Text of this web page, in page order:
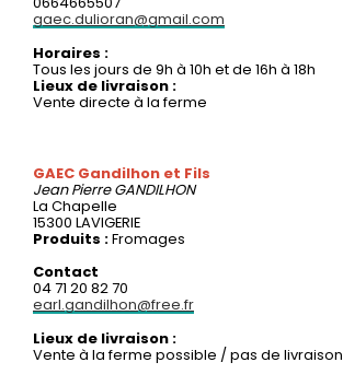
gaec.dulioran@gmail.com
Horaires :
Tous les jours de 9h à 10h et de 16h à 18h
Lieux de livraison :
Vente directe à la ferme
GAEC Gandilhon et Fils
Jean PierreGANDILHON
La Chapelle
15300 LAVIGERIE
Produits :Fromages
Contact
04 71 20 82 70
earl.gandilhon@free.fr
Lieux de livraison :
Vente à la ferme possible / pas de livraison